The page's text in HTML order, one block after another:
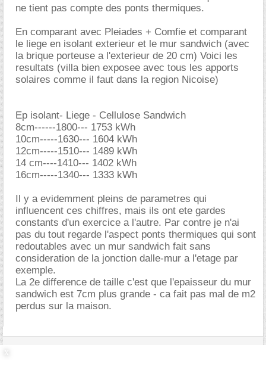
ne tient pas compte des ponts thermiques.
En comparant avec Pleiades + Comfie et comparant
le liege en isolant exterieur et le mur sandwich (avec
la brique porteuse a l'exterieur de 20 cm) Voici les
resultats (villa bien exposee avec tous les apports
solaires comme il faut dans la region Nicoise)
Ep isolant- Liege - Cellulose Sandwich
8cm------1800--- 1753 kWh
10cm-----1630--- 1604 kWh
12cm-----1510--- 1489 kWh
14 cm----1410--- 1402 kWh
16cm-----1340--- 1333 kWh
Il y a evidemment pleins de parametres qui
influencent ces chiffres, mais ils ont ete gardes
constants d'un exercice a l'autre. Par contre je n'ai
pas du tout regarde l'aspect ponts thermiques qui sont
redoutables avec un mur sandwich fait sans
consideration de la jonction dalle-mur a l'etage par
exemple.
La 2e difference de taille c'est que l'epaisseur du mur
sandwich est 7cm plus grande - ca fait pas mal de m2
perdus sur la maison.